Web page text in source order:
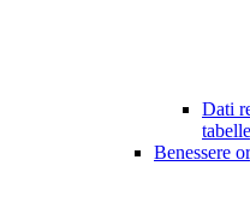
Dati
Benessere